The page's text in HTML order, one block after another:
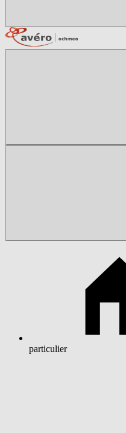
particulier